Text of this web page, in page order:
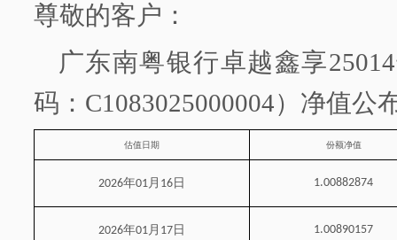
尊敬的客户：
广东南粤银行卓越鑫享
码： C1083025000004）净值公
估值日期 份额净值
2026年01月 16 日 1.00882874
2026年01月 17 日 1.00890157